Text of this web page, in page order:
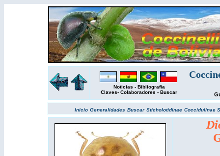
Noticias - Bibliografia
Claves- Colaboradores - Buscar
Inicio Generalidades Buscar Sticholotidinae Coccidulinae